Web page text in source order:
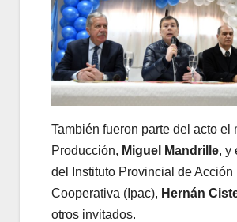
También fueron parte del acto el
Producción, Miguel Mandrille, y
del Instituto Provincial de Acción
Cooperativa (Ipac), Hernán
otros invitados.